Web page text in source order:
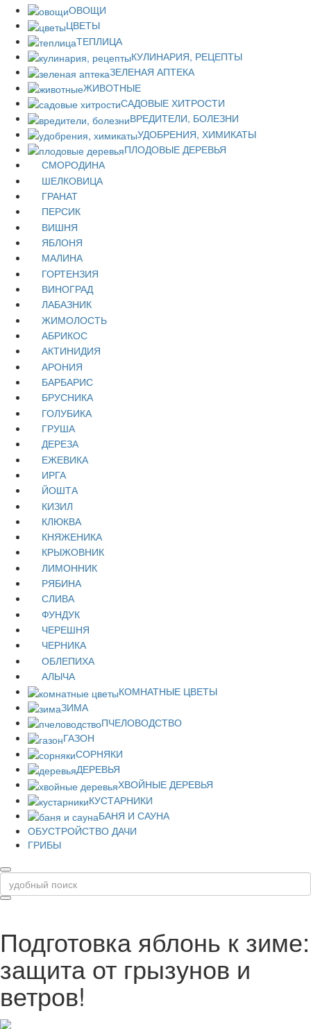
ОВОЩИ
ЦВЕТЫ
ТЕПЛИЦА
КУЛИНАРИЯ, РЕЦЕПТЫ
ЗЕЛЕНАЯ АПТЕКА
ЖИВОТНЫЕ
САДОВЫЕ ХИТРОСТИ
ВРЕДИТЕЛИ, БОЛЕЗНИ
УДОБРЕНИЯ, ХИМИКАТЫ
ПЛОДОВЫЕ ДЕРЕВЬЯ
СМОРОДИНА
ШЕЛКОВИЦА
ГРАНАТ
ПЕРСИК
ВИШНЯ
ЯБЛОНЯ
МАЛИНА
ГОРТЕНЗИЯ
ВИНОГРАД
ЛАБАЗНИК
ЖИМОЛОСТЬ
АБРИКОС
АКТИНИДИЯ
АРОНИЯ
БАРБАРИС
БРУСНИКА
ГОЛУБИКА
ГРУША
ДЕРЕЗА
ЕЖЕВИКА
ИРГА
ЙОШТА
КИЗИЛ
КЛЮКВА
КНЯЖЕНИКА
КРЫЖОВНИК
ЛИМОННИК
РЯБИНА
СЛИВА
ФУНДУК
ЧЕРЕШНЯ
ЧЕРНИКА
ОБЛЕПИХА
АЛЫЧА
КОМНАТНЫЕ ЦВЕТЫ
ЗИМА
ПЧЕЛОВОДСТВО
ГАЗОН
СОРНЯКИ
ДЕРЕВЬЯ
ХВОЙНЫЕ ДЕРЕВЬЯ
КУСТАРНИКИ
БАНЯ И САУНА
ОБУСТРОЙСТВО ДАЧИ
ГРИБЫ
Подготовка яблонь к зиме:
защита от грызунов и
ветров!